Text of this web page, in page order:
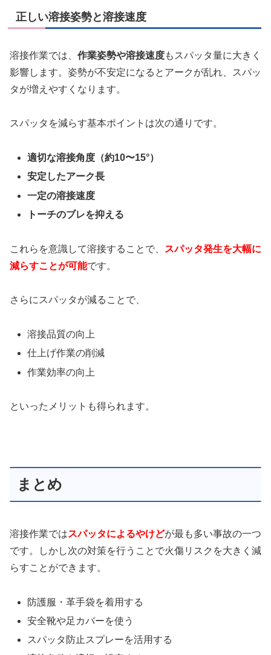
正しい溶接姿勢と溶接速度
溶接作業では、 作業姿勢や溶接速度もスパッタ量に大きく
影響します。姿勢が不安定になるとアークが乱れ、スパッ
タが増えやすくなります。
スパッタを減らす基本ポイントは次の通りです。
適切な溶接角度（約10〜15°）
安定したアーク長
一定の溶接速度
トーチのブレを抑える
これらを意識して溶接することで、
スパッタ発生を大幅に
減らすことが可能です。
さらにスパッタが減ることで、
溶接品質の向上
仕上げ作業の削減
作業効率の向上
といったメリットも得られます。
まとめ
溶接作業ではスパッタによるやけどが最も多い事故の一つ
です。しかし次の対策を行うことで火傷リスクを大きく減
らすことができます。
防護服・革手袋を着用する
安全靴や足カバーを使う
スパッタ防止スプレーを活用する